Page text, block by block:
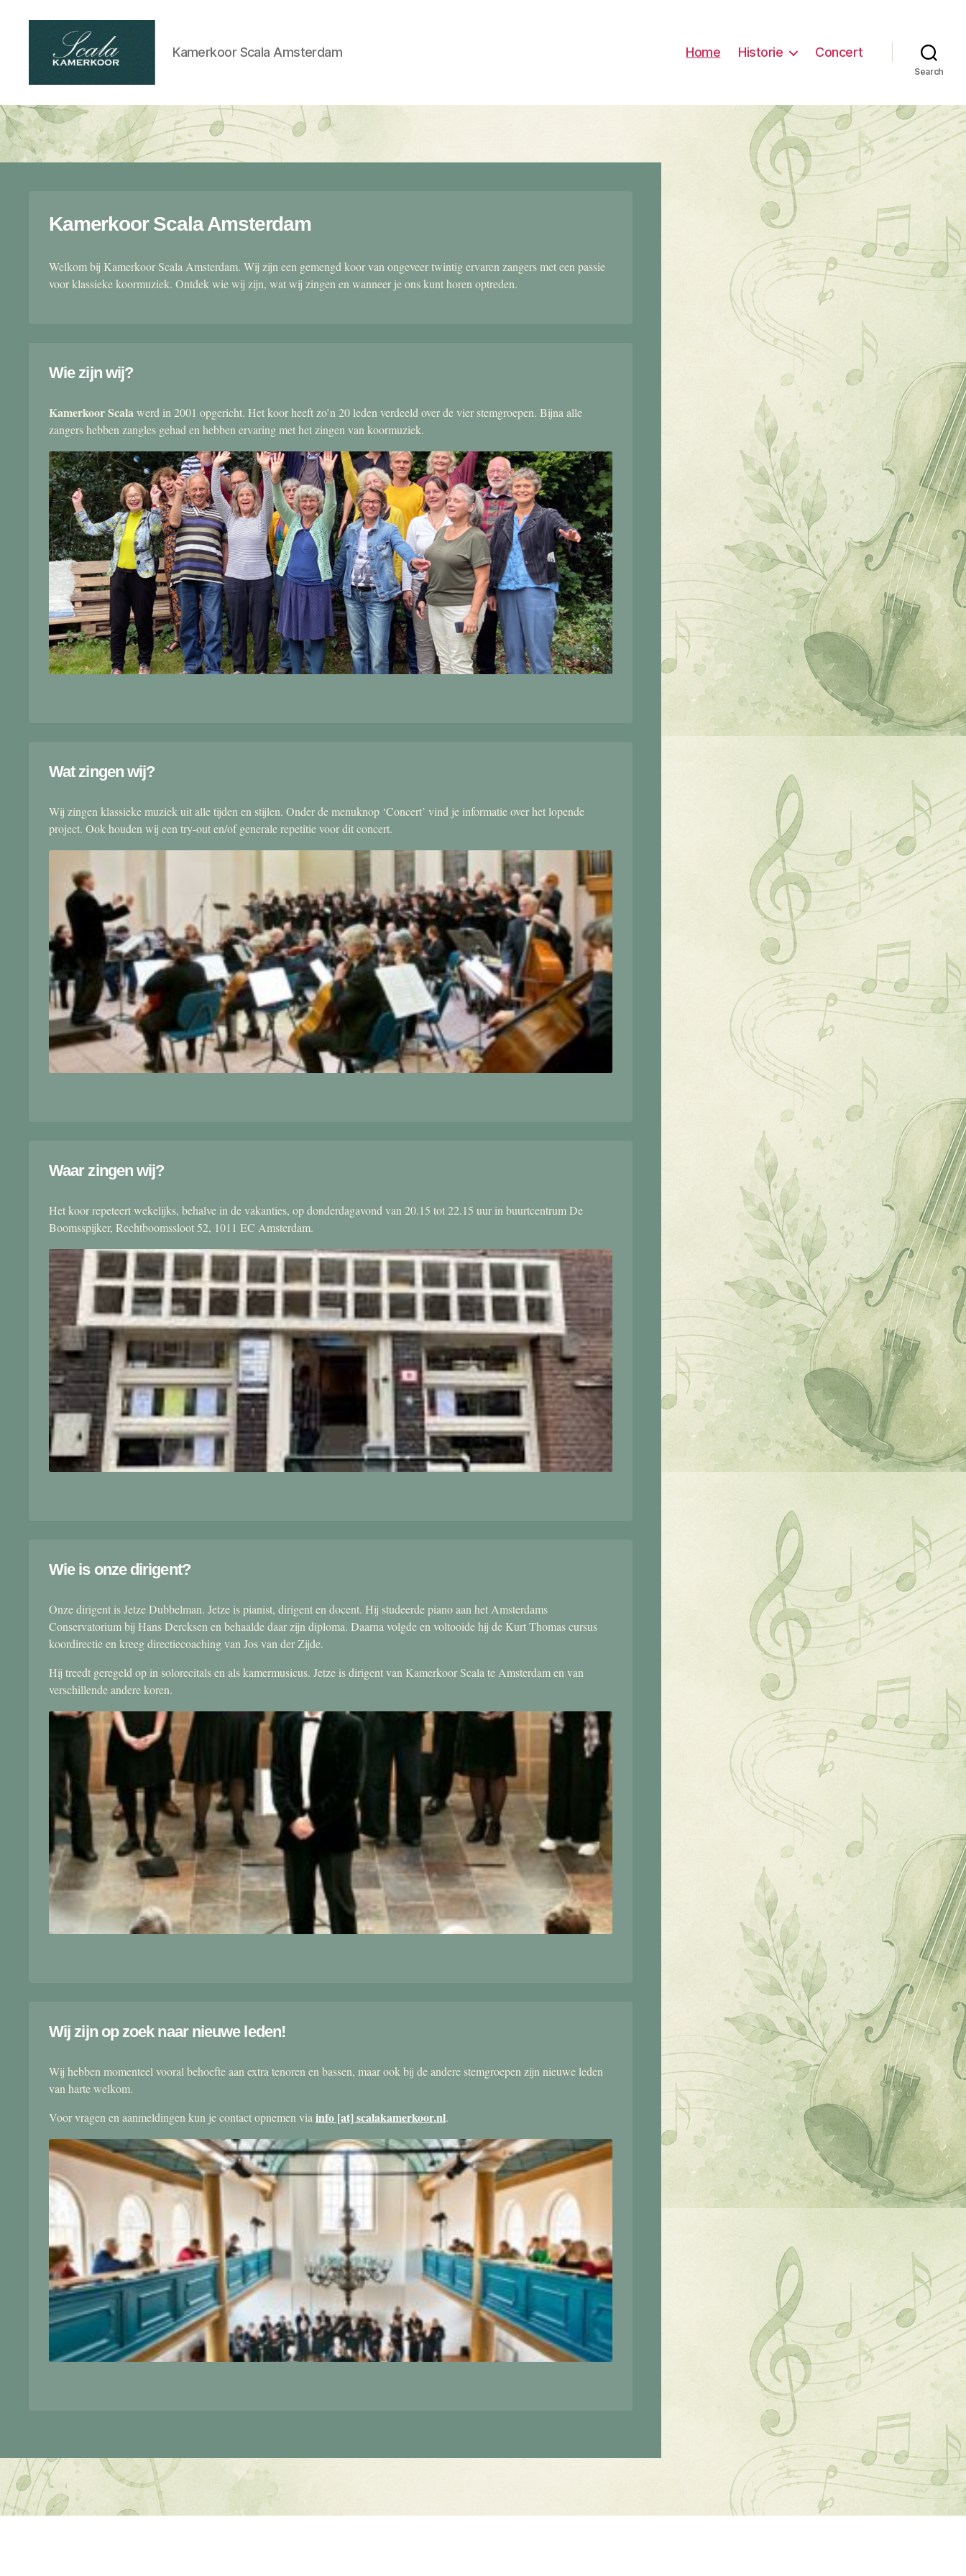
kamerkoor
Kamerkoor Scala Amsterdam Home Historie Concert
Search
Kamerkoor Scala Amsterdam
Welkom bij Kamerkoor Scala Amsterdam. Wij zijn een gemengd koor van ongeveer twintig ervaren zangers met een passie
voor klassieke koormuziek. Ontdek wie wij zijn, wat wij zingen en wanneer je ons kunt horen optreden.
Wie zijn wij?
Kamerkoor Scalawerd in 2001 opgericht. Het koor heeft zo’n 20 leden verdeeld over de vier stemgroepen. Bijna alle
zangers hebben zangles gehad en hebben ervaring met het zingen van koormuziek.
Wat zingen wij?
Wij zingen klassieke muziek uit alle tijden en stijlen. Onder de menuknop ‘Concert’ vind je informatie over het lopende
project. Ook houden wij een try-out en/of generale repetitie voor dit concert.
Waar zingen wij?
Het koor repeteert wekelijks, behalve in de vakanties, op donderdagavond van 20.15 tot 22.15 uur in buurtcentrum De
Boomsspijker, Rechtboomssloot 52, 1011 EC Amsterdam.
Wie is onze dirigent?
Onze dirigent is Jetze Dubbelman. Jetze is pianist, dirigent en docent. Hij studeerde piano aan het Amsterdams
Conservatorium bij Hans Dercksen en behaalde daar zijn diploma. Daarna volgde en voltooide hij de Kurt Thomas cursus
koordirectie en kreeg directiecoaching van Jos van der Zijde.
Hij treedt geregeld op in solorecitals en als kamermusicus. Jetze is dirigent van Kamerkoor Scala te Amsterdam en van
verschillende andere koren.
Wij zijn op zoek naar nieuwe leden!
Wij hebben momenteel vooral behoefte aan extra tenoren en bassen, maar ook bij de andere stemgroepen zijn nieuwe leden
van harte welkom.
Voor vragen en aanmeldingen kun je contact opnemen via info [at] scalakamerkoor.nl.